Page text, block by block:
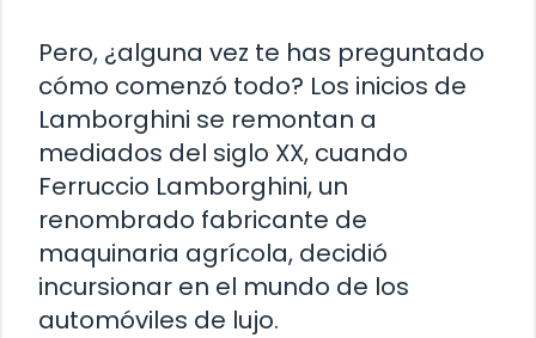
Pero, ¿alguna vez te has preguntado
cómo comenzó todo? Los inicios de
Lamborghini se remontan a
mediados del siglo XX, cuando
Ferruccio Lamborghini, un
renombrado fabricante de
maquinaria agrícola, decidió
incursionar en el mundo de los
automóviles de lujo.